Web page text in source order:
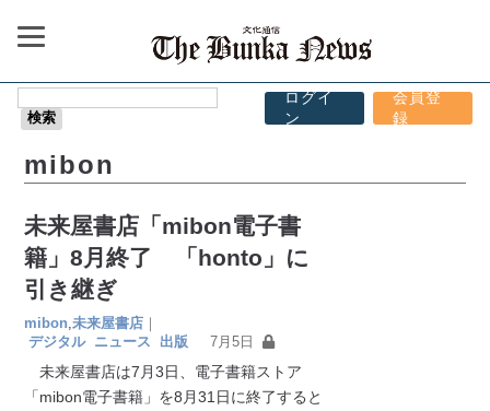
ログイ
ン
会員登
録
mibon
未来屋書店「mibon電子書
籍」8月終了 「honto」に
引き継ぎ
mibon ,未来屋書店 ｜
デジタル ニュース 出版 7月5日
未来屋書店は7月3日、電子書籍ストア
「mibon電子書籍」を8月31日に終了すると